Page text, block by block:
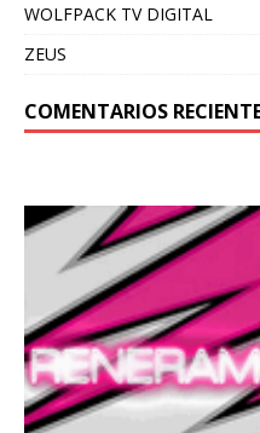
WOLFPACK TV DIGITAL
ZEUS
COMENTARIOS